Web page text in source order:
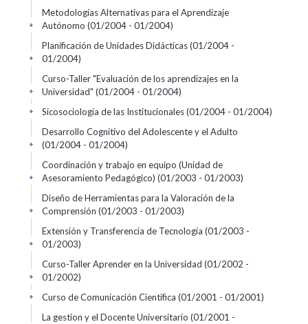
Metodologías Alternativas para el Aprendizaje
Autónomo (01/2004 - 01/2004)
+
Planificación de Unidades Didácticas(01/2004 -
01/2004)
+
Curso-Taller "Evaluación de los aprendizajes en la
Universidad" (01/2004 - 01/2004)
+
Sicosociología de las Institucionales(01/2004 - 01/2004)
+
Desarrollo Cognitivo del Adolescente y el Adulto
(01/2004 - 01/2004)
+
Coordinación y trabajo en equipo (Unidad de
Asesoramiento Pedagógico) (01/2003 - 01/2003)
+
Diseño de Herramientas para la Valoración de la
Comprensión (01/2003 - 01/2003)
+
Extensión y Transferencia de Tecnología (01/2003 -
01/2003)
+
Curso-Taller Aprender en la Universidad (01/2002 -
01/2002)
+
Curso de Comunicación Científica (01/2001 - 01/2001)
+
La gestion y el Docente Universitario (01/2001 -